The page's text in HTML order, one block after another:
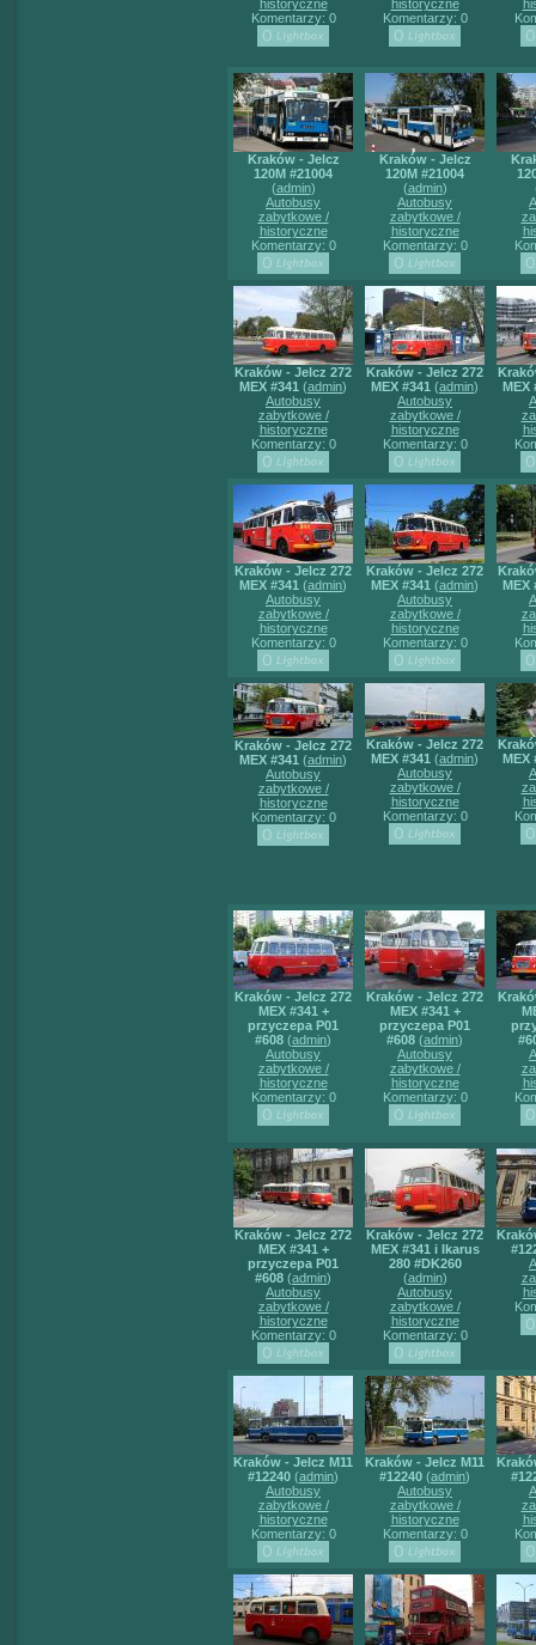
historyczne
Komentarzy: 0
historyczne
Komentarzy: 0
Kraków - Jelcz
120M #21004
(admin)
Autobusy
zabytkowe /
historyczne
Komentarzy: 0
Kraków - Jelcz
120M #21004
(admin)
Autobusy
zabytkowe /
historyczne
Komentarzy: 0
Kraków - Jelcz 272
MEX #341 (admin)
Autobusy
zabytkowe /
historyczne
Komentarzy: 0
Kraków - Jelcz 272
MEX #341 (admin)
Autobusy
zabytkowe /
historyczne
Komentarzy: 0
MEX
Kraków - Jelcz 272
MEX #341 (admin)
Autobusy
zabytkowe /
historyczne
Komentarzy: 0
Kraków - Jelcz 272
MEX #341 (admin)
Autobusy
zabytkowe /
historyczne
Komentarzy: 0
MEX
Kraków - Jelcz 272
MEX #341 (admin)
Autobusy
zabytkowe /
historyczne
Komentarzy: 0
Kraków - Jelcz 272
MEX #341 (admin)
Autobusy
zabytkowe /
historyczne
Komentarzy: 0
MEX
Kraków - Jelcz 272
MEX #341 +
przyczepa P01
#608 (admin)
Autobusy
zabytkowe /
historyczne
Komentarzy: 0
Kraków - Jelcz 272
MEX #341 +
przyczepa P01
#608 (admin)
Autobusy
zabytkowe /
historyczne
Komentarzy: 0
Kraków - Jelcz 272
MEX #341 +
przyczepa P01
#608 (admin)
Autobusy
zabytkowe /
historyczne
Komentarzy: 0
Kraków - Jelcz 272
MEX #341 i Ikarus
280 #DK260
(admin)
Autobusy
zabytkowe /
historyczne
Komentarzy: 0
Kraków - Jelcz M11
#12240 (admin)
Autobusy
zabytkowe /
historyczne
Komentarzy: 0
Kraków - Jelcz M11
#12240 (admin)
Autobusy
zabytkowe /
historyczne
Komentarzy: 0